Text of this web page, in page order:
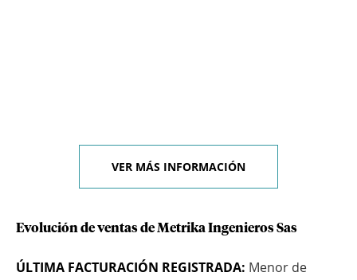
VER MÁS INFORMACIÓN
Evolución de ventas de Metrika Ingenieros Sas
ÚLTIMA FACTURACIÓN REGISTRADA: Menor de